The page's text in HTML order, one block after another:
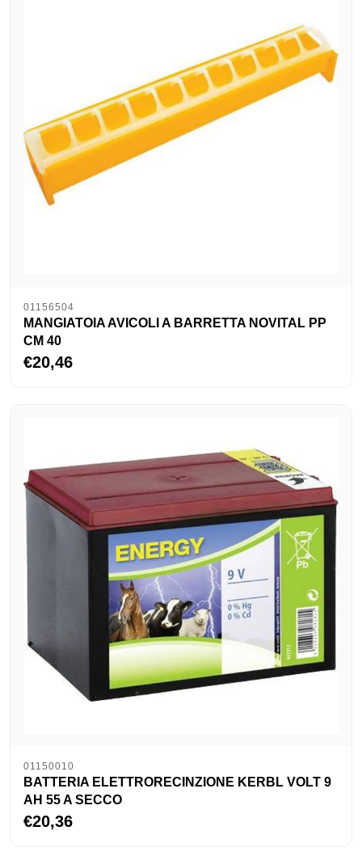
01156504
MANGIATOIA AVICOLI A BARRETTA NOVITAL PP
CM 40
€20,46
01150010
BATTERIA ELETTRORECINZIONE KERBL VOLT 9
AH 55 A SECCO
€20,36